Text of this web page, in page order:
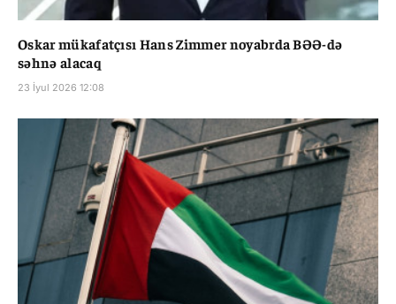
Oskar mükafatçısı Hans Zimmer noyabrda BƏƏ-də
səhnə alacaq
23 İyul 2026 12:08